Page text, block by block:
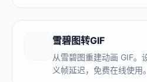
雪碧图转GIF
从雪碧图重建动画 GIF。
义帧延迟，免费在线使用。